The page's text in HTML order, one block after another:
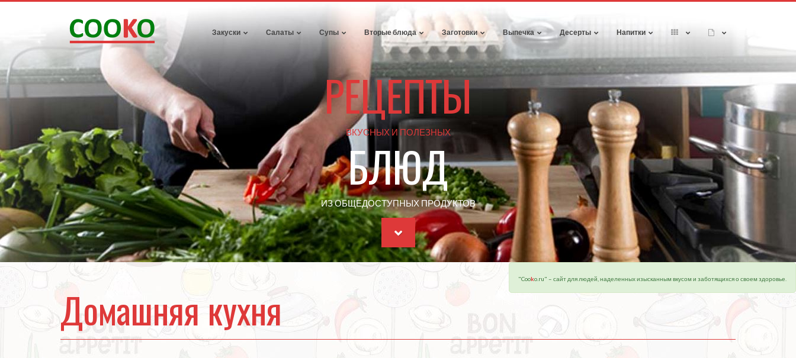
Закуски Салаты Супы Вторые блюда Заготовки Выпечка Десерты Напитки
РЕЦЕПТЫ
ВКУСНЫХ И ПОЛЕЗНЫХ
БЛЮД
ИЗ ОБЩЕДОСТУПНЫХ ПРОДУКТОВ
"Cooko.ru" – сайт для людей, наделенных изысканным вкусом и заботящихся о своем здоровье.
Домашняя кухня